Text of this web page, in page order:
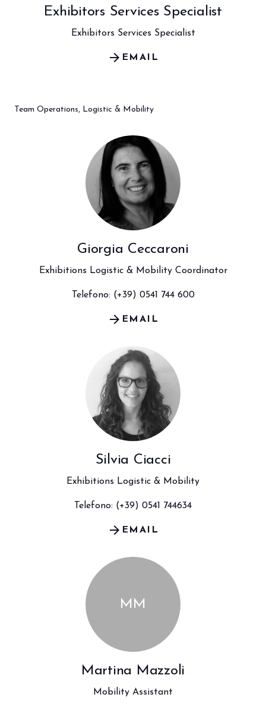
Exhibitors Services Specialist
Exhibitors Services Specialist
EMAIL
arrow_forward
Team Operations, Logistic & Mobility
Giorgia Ceccaroni
Exhibitions Logistic & Mobility Coordinator
Telefono: (+39) 0541 744 600
EMAIL
arrow_forward
Silvia Ciacci
Exhibitions Logistic & Mobility
Telefono: (+39) 0541 744634
EMAIL
arrow_forward
MM
Martina Mazzoli
Mobility Assistant